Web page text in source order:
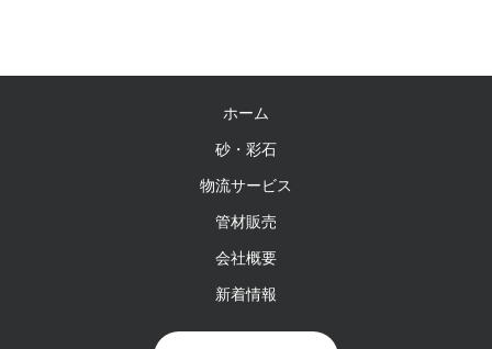
ホーム
砂・彩石
物流サービス
管材販売
会社概要
新着情報